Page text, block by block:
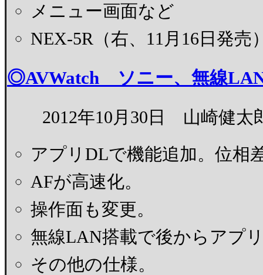
メニュー画面など
NEX-5R（右、11月16日発売
◎AVWatch ソニー、無線LAN
2012年10月30日 山崎健太
アプリDLで機能追加。位相
AFが高速化。
操作面も変更。
無線LAN搭載で後からアプ
その他の仕様。